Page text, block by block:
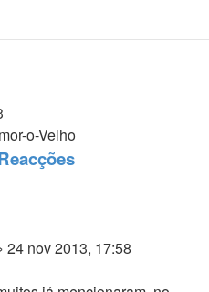
o-Velho
24 nov 2013, 17:58